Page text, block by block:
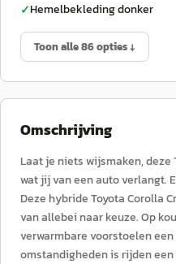
✓Hemelbekleding donker
Toon alle 86 opties ↓
Omschrijving
Laat je niets wijsmaken, deze
wat jij van een auto verlangt.
Deze hybride Toyota Corolla
van allebei naar keuze. Op
verwarmbare voorstoelen
omstandigheden is rijden